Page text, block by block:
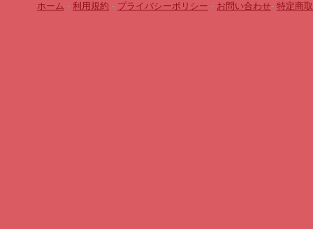
ホーム - 利用規約 - プライバシーポリシー - お問い合わせ- 特定商